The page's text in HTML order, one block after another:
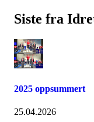
Siste fra
2025 oppsummert
25.04.2026